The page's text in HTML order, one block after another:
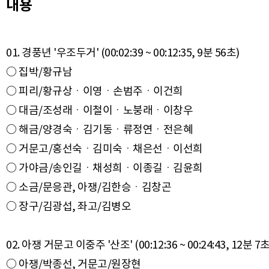
내용
01. 경풍년 '우조두거' (00:02:39 ~ 00:12:35, 9분 56초)
○ 집박/황규남
○ 피리/황규상ㆍ이영ㆍ손범주ㆍ이건희
○ 대금/조성래ㆍ이철이ㆍ노붕래ㆍ이창우
○ 해금/양경숙ㆍ김기동ㆍ류정연ㆍ전은혜
○ 거문고/홍선숙ㆍ김미숙ㆍ채은선ㆍ이선희
○ 가야금/송인길ㆍ채성희ㆍ이종길ㆍ김윤희
○ 소금/문응관, 아쟁/김한승ㆍ김창곤
○ 장구/김광섭, 좌고/김병오
02. 아쟁 거문고 이중주 '산조' (00:12:36 ~ 00:24:43, 12분 7
○ 아쟁/박종선, 거문고/원장현